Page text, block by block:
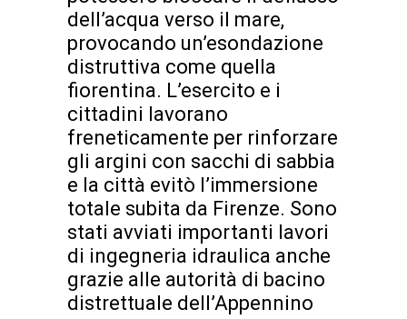
dell’acqua verso il mare,
provocando un’esondazione
distruttiva come quella
fiorentina. L’esercito e i
cittadini lavorano
freneticamente per rinforzare
gli argini con sacchi di sabbia
e la città evitò l’immersione
totale subita da Firenze. Sono
stati avviati importanti lavori
di ingegneria idraulica anche
grazie alle autorità di bacino
distrettuale dell’Appennino